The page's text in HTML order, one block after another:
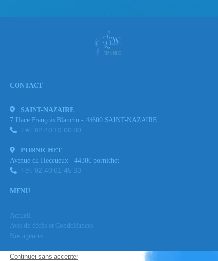
CONTACT
SAINT-NAZAIRE
7 Place François Blancho - 44600 SAINT-NAZAIRE
Tél. 02 40 19 00 80
PORNICHET
Avenue du Hecqueux - 44380 pornichet
Tél. 02 40 61 45 33
MENU
Accueil
Avis de décès et Condoléances
Nos agences
NOS SERVICES